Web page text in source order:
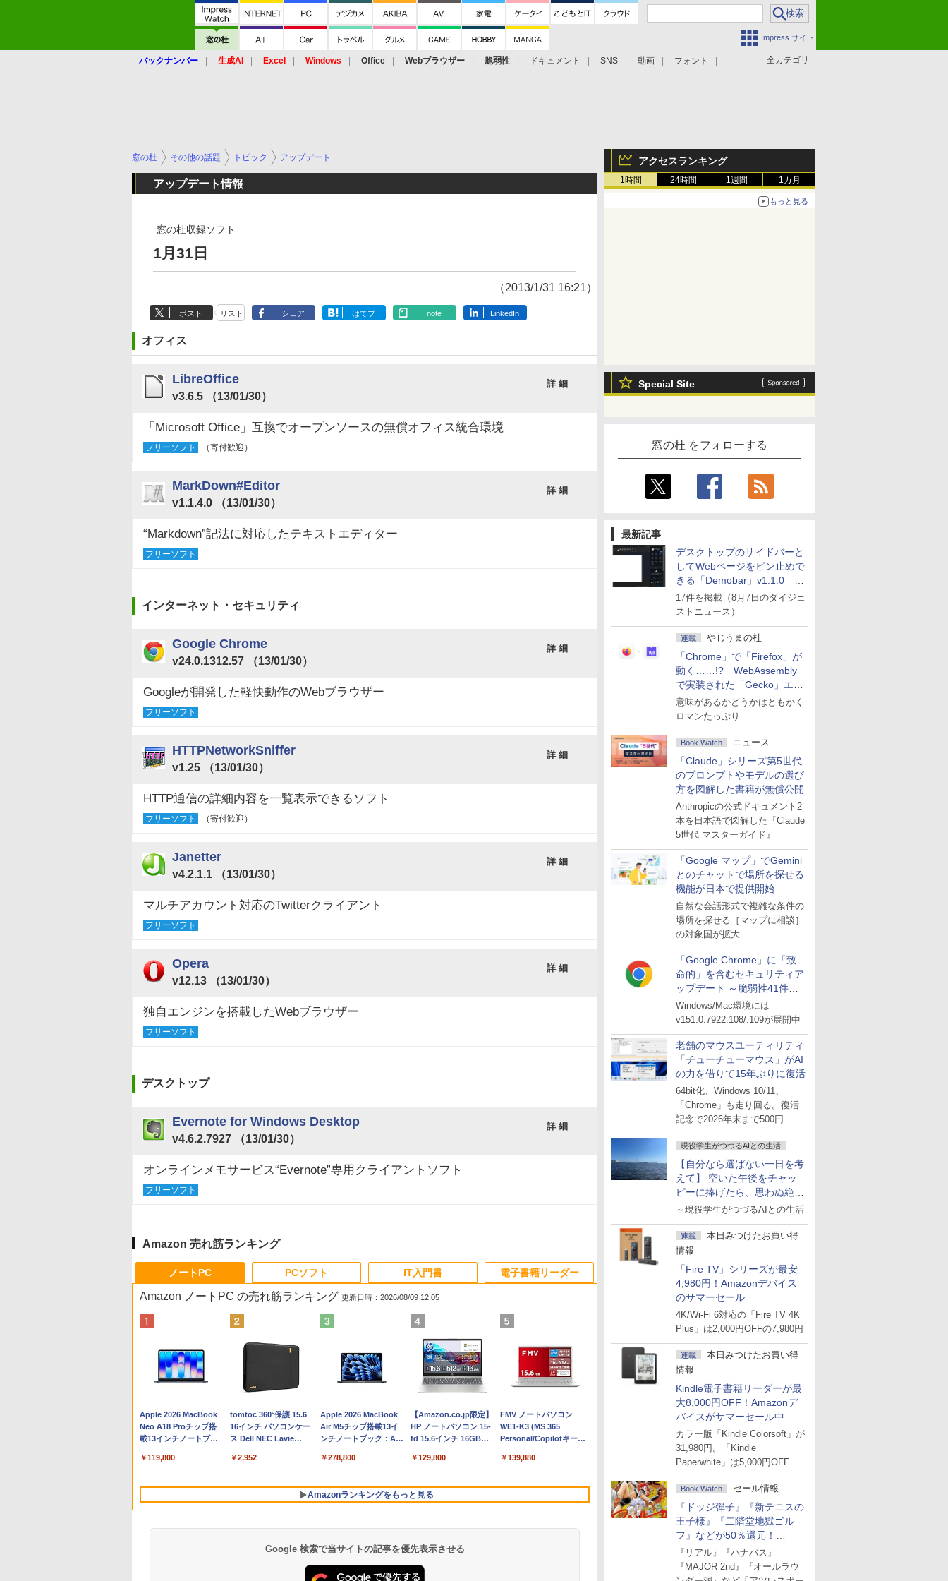
Impress サイト
全カテゴリ
バックナンバー 生成AI Excel Windows Office Webブラウザー 脆弱性 ドキュメント SNS 動画 フォント
アクセスランキング
1時間 24時間 1週間 1カ月
もっと見る
Special Site
窓の杜 をフォローする
最新記事
デスクトップのサイドバーと
してWebページをピン止めで
きる「Demobar」v1.1.0 ほ
か
17件を掲載（8月7日のダイジェ
ストニュース）
連載 やじうまの杜
「Chrome」で「Firefox」が
動く……!? WebAssembly
で実装された「Gecko」エン
ジン
意味があるかどうかはともかく
ロマンたっぷり
Book Watch ニュース
「Claude」シリーズ第5世代
のプロンプトやモデルの選び
方を図解した書籍が無償公開
Anthropicの公式ドキュメント2
本を日本語で図解した『Claude
5世代 マスターガイド』
「Google マップ」でGemini
とのチャットで場所を探せる
機能が日本で提供開始
自然な会話形式で複雑な条件の
場所を探せる［マップに相談］
の対象国が拡大
「Google Chrome」に「致
命的」を含むセキュリティア
ップデート ～脆弱性41件に
対処
Windows/Mac環境には
v151.0.7922.108/.109が展開中
老舗のマウスユーティリティ
「チューチューマウス」がAI
の力を借りて15年ぶりに復活
64bit化、Windows 10/11、
「Chrome」も走り回る。復活
記念で2026年末まで500円
現役学生がつづるAIとの生活
【自分なら選ばない一日を考
えて】 空いた午後をチャッ
ピーに捧げたら、思わぬ絶景
に出会った話
～現役学生がつづるAIとの生活
連載
本日みつけたお買い得
情報
「Fire TV」シリーズが最安
4,980円！Amazonデバイス
のサマーセール
4K/Wi-Fi 6対応の「Fire TV 4K
Plus」は2,000円OFFの7,980円
連載
本日みつけたお買い得
情報
Kindle電子書籍リーダーが最
大8,000円OFF！Amazonデ
バイスがサマーセール中
カラー版「Kindle Colorsoft」が
31,980円。「Kindle
Paperwhite」は5,000円OFF
Book Watch セール情報
『ドッジ弾子』『新テニスの
王子様』『二階堂地獄ゴル
フ』などが50％還元！
Amazonマンガ週末セール
『リアル』『ハナバス』
『MAJOR 2nd』『オールラウ
窓の杜 その他の話題 トピック アップデート
アップデート情報
窓の杜収録ソフト
1月31日
（2013/1/31 16:21）
ポスト リスト シェア はてブ note LinkedIn
オフィス
LibreOffice
v3.6.5 （13/01/30）
詳 細
「Microsoft Office」互換でオープンソースの無償オフィス統合環境
フリーソフト （寄付歓迎）
MarkDown#Editor
v1.1.4.0 （13/01/30）
詳 細
“Markdown”記法に対応したテキストエディター
フリーソフト
インターネット・セキュリティ
Google Chrome
v24.0.1312.57 （13/01/30）
詳 細
Googleが開発した軽快動作のWebブラウザー
フリーソフト
HTTPNetworkSniffer
v1.25 （13/01/30）
詳 細
HTTP通信の詳細内容を一覧表示できるソフト
フリーソフト （寄付歓迎）
Janetter
v4.2.1.1 （13/01/30）
詳 細
マルチアカウント対応のTwitterクライアント
フリーソフト
Opera
v12.13 （13/01/30）
詳 細
独自エンジンを搭載したWebブラウザー
フリーソフト
デスクトップ
Evernote for Windows Desktop
v4.6.2.7927 （13/01/30）
詳 細
オンラインメモサービス“Evernote”専用クライアントソフト
フリーソフト
Amazon 売れ筋ランキング
ノートPC
Amazon ノートPC の売れ筋ランキング 更新日時：2026/08/09 12:05
Apple 2026 MacBook
Neo A18 Proチップ搭
載13インチノートブッ
Intelligenceのために設
スプレイ、8GBユニフ
SSDストレージ、
￥119,800
tomtoc 360°保護 15.6
16インチ パソコンケー
ス Dell NEC Lavie
Lenovo対応
￥2,952
Apple 2026 MacBook
Air M5チップ搭載13イ
ンチノートブック：AI
13.6インチLiquid
16GBユニファイドメモ
リ、1TB SSDストレー
ジ、12MPセンターフレ
ミッドナイト
￥278,800
【Amazon.co.jp限定】
HP ノートパソコン 15-
fd 15.6インチ 16GBメ
テル Core 5
￥129,800
FMV ノートパソコン
WE1-K3 (MS 365
Personal/Copilotキー搭
i5/16GB/SSD 512GB/ホ
FMVWK3E15W_AZ
￥139,880
Amazonランキングをもっと見る
PCソフト IT入門書 電子書籍リーダー
Google 検索で当サイトの記事を優先表示させる